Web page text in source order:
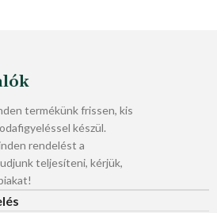
termékünk frissen, kis
készül.
rendelést a
teljesíteni, kérjük,